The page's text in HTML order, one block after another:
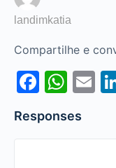
landimkatia
Compartilhe e
Responses